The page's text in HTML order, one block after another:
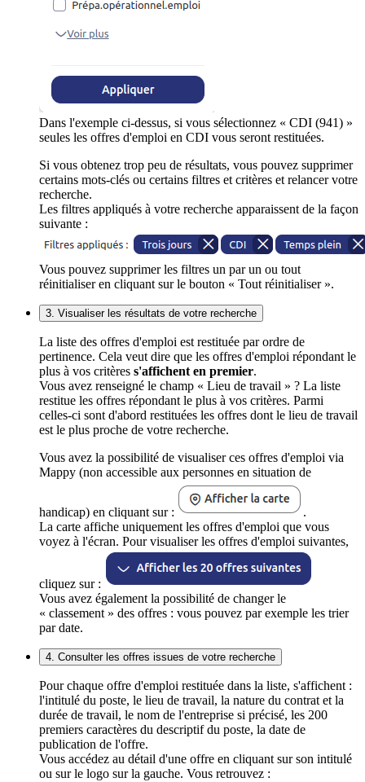
Dans l'exemple ci-dessus, si vous sélectionnez « CDI (941) »
seules les offres d'emploi en CDI vous seront restituées.
Si vous obtenez trop peu de résultats, vous pouvez supprimer
certains mots-clés ou certains filtres et critères et relancer votre
recherche.
Les filtres appliqués à votre recherche apparaissent de la façon
suivante :
Vous pouvez supprimer les filtres un par un ou tout
réinitialiser en cliquant sur le bouton « Tout réinitialiser ».
3. Visualiser les résultats de votre recherche
La liste des offres d'emploi est restituée par ordre de
pertinence. Cela veut dire que les offres d'emploi répondant le
plus à vos critères s'affichent en premier.
Vous avez renseigné le champ « Lieu de travail » ? La liste
restitue les offres répondant le plus à vos critères. Parmi
celles-ci sont d'abord restituées les offres dont le lieu de travail
est le plus proche de votre recherche.
Vous avez la possibilité de visualiser ces offres d'emploi via
Mappy (non accessible aux personnes en situation de
handicap) en cliquant sur :
.
La carte affiche uniquement les offres d'emploi que vous
voyez à l'écran. Pour visualiser les offres d'emploi suivantes,
cliquez sur :
Vous avez également la possibilité de changer le
« classement » des offres : vous pouvez par exemple les trier
par date.
4. Consulter les offres issues de votre recherche
Pour chaque offre d'emploi restituée dans la liste, s'affichent :
l'intitulé du poste, le lieu de travail, la nature du contrat et la
durée de travail, le nom de l'entreprise si précisé, les 200
premiers caractères du descriptif du poste, la date de
publication de l'offre.
Vous accédez au détail d'une offre en cliquant sur son intitulé
ou sur le logo sur la gauche. Vous retrouvez :